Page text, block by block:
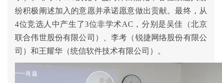
纷积极阐述加入的意愿并承诺愿意做出贡献。最终，从
4位竞选人中产生了3位非学术AC，分别是吴佳（北京
联合伟世股份有限公司）、李考（锐捷网络股份有限公
司）和王耀华（统信软件技术有限公司）。